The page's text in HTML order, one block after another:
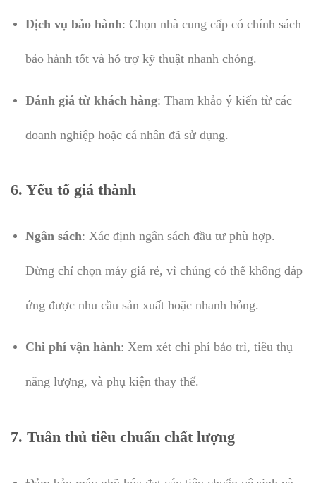
Dịch vụ bảo hành: Chọn nhà cung cấp có chính sách
bảo hành tốt và hỗ trợ kỹ thuật nhanh chóng.
Đánh giá từ khách hàng: Tham khảo ý kiến từ các
doanh nghiệp hoặc cá nhân đã sử dụng.
6. Yếu tố giá thành
Ngân sách: Xác định ngân sách đầu tư phù hợp.
Đừng chỉ chọn máy giá rẻ, vì chúng có thể không đáp
ứng được nhu cầu sản xuất hoặc nhanh hỏng.
Chi phí vận hành: Xem xét chi phí bảo trì, tiêu thụ
năng lượng, và phụ kiện thay thế.
7. Tuân thủ tiêu chuẩn chất lượng